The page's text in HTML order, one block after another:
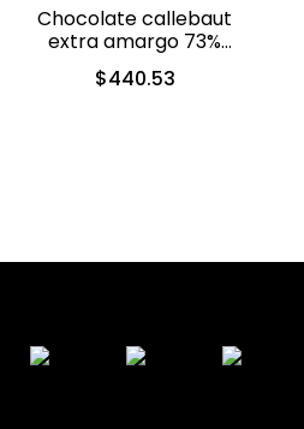
Chocolate callebaut
extra amargo 73%
cacao (40-804)
$440.53